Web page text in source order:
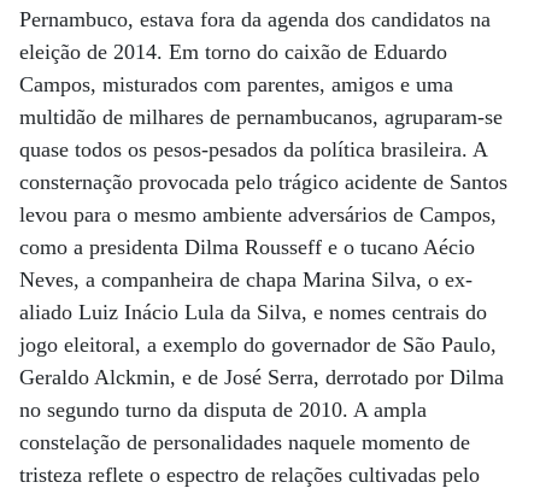
Pernambuco, estava fora da agenda dos candidatos na
eleição de 2014. Em torno do caixão de Eduardo
Campos, misturados com parentes, amigos e uma
multidão de milhares de pernambucanos, agruparam-se
quase todos os pesos-pesados da política brasileira. A
consternação provocada pelo trágico acidente de Santos
levou para o mesmo ambiente adversários de Campos,
como a presidenta Dilma Rousseff e o tucano Aécio
Neves, a companheira de chapa Marina Silva, o ex-
aliado Luiz Inácio Lula da Silva, e nomes centrais do
jogo eleitoral, a exemplo do governador de São Paulo,
Geraldo Alckmin, e de José Serra, derrotado por Dilma
no segundo turno da disputa de 2010. A ampla
constelação de personalidades naquele momento de
tristeza reflete o espectro de relações cultivadas pelo